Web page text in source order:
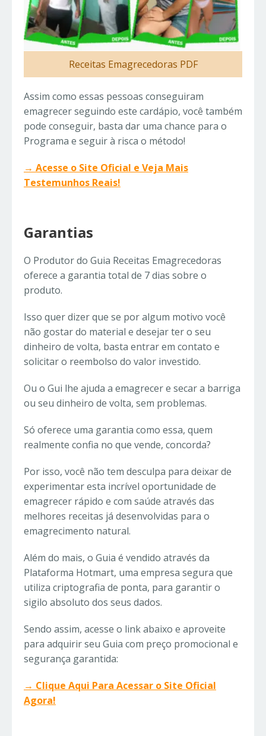
Receitas Emagrecedoras PDF
Assim como essas pessoas conseguiram
emagrecer seguindo este cardápio, você também
pode conseguir, basta dar uma chance para o
Programa e seguir à risca o método!
→ Acesse o Site Oficial e Veja Mais
Testemunhos Reais!
Garantias
O Produtor do Guia Receitas Emagrecedoras
oferece a garantia total de 7 dias sobre o
produto.
Isso quer dizer que se por algum motivo você
não gostar do material e desejar ter o seu
dinheiro de volta, basta entrar em contato e
solicitar o reembolso do valor investido.
Ou o Gui lhe ajuda a emagrecer e secar a barriga
ou seu dinheiro de volta, sem problemas.
Só oferece uma garantia como essa, quem
realmente confia no que vende, concorda?
Por isso, você não tem desculpa para deixar de
experimentar esta incrível oportunidade de
emagrecer rápido e com saúde através das
melhores receitas já desenvolvidas para o
emagrecimento natural.
Além do mais, o Guia é vendido através da
Plataforma Hotmart, uma empresa segura que
utiliza criptografia de ponta, para garantir o
sigilo absoluto dos seus dados.
Sendo assim, acesse o link abaixo e aproveite
para adquirir seu Guia com preço promocional e
segurança garantida:
→ Clique Aqui Para Acessar o Site Oficial
Agora!